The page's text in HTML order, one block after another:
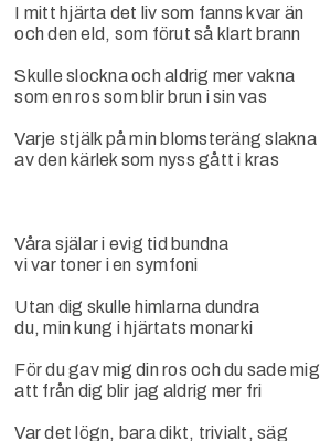
I mitt hjärta det liv som fanns kvar än
och den eld, som förut så klart brann
Skulle slockna och aldrig mer vakna
som en ros som blir brun i sin vas
Varje stjälk på min blomsteräng slakna
av den kärlek som nyss gått i kras
Våra själar i evig tid bundna
vi var toner i en symfoni
Utan dig skulle himlarna dundra
du, min kung i hjärtats monarki
För du gav mig din ros och du sade mig
att från dig blir jag aldrig mer fri
Var det lögn, bara dikt, trivialt, säg